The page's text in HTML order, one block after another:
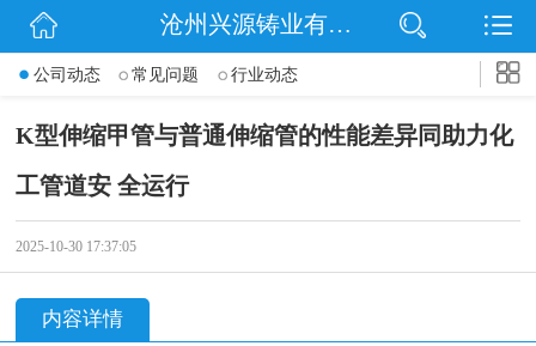
网站首页
信息动态
企业文化
沧州兴源铸业有限公司
公司动态 常见问题 行业动态
K型伸缩甲管与普通伸缩管的性能差异同助力化
工管道安 全运行
2025-10-30 17:37:05
内容详情